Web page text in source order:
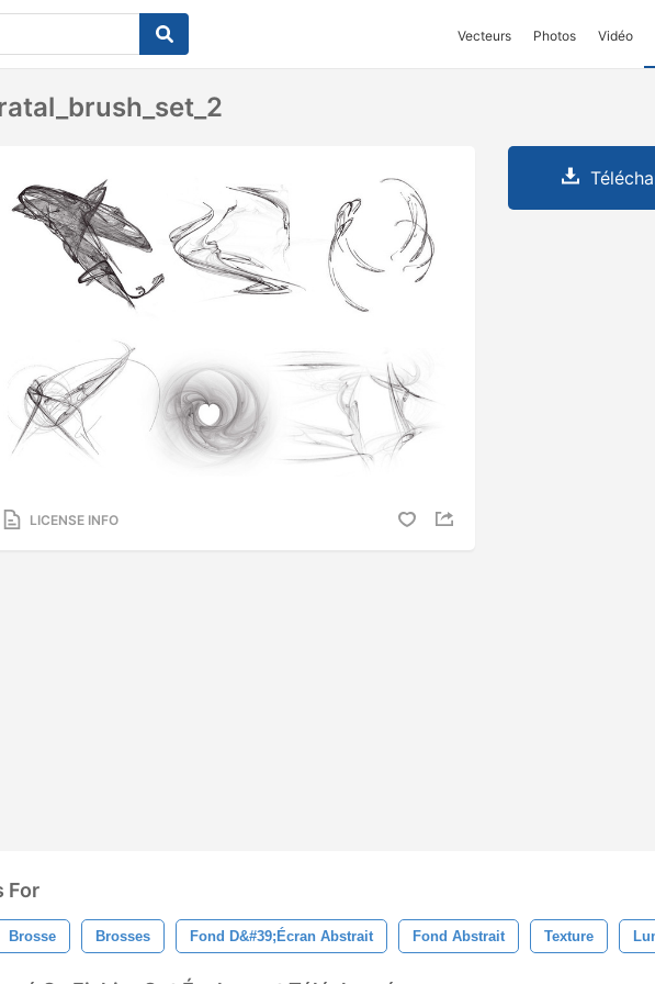
Vecteurs Photos Vidéo
LICENSE INFO
For
Brosse Brosses Fond D&#39;écran Abstrait Fond Abstrait Texture